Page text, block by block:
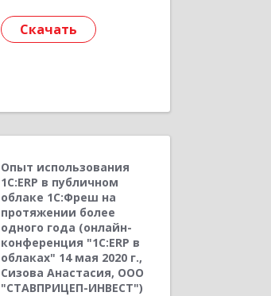
Скачать
Опыт использования
1С:ERP в публичном
облаке 1С:Фреш на
протяжении более
одного года (онлайн-
конференция "1С:ERP в
облаках" 14 мая 2020 г.,
Сизова Анастасия, ООО
"СТАВПРИЦЕП-ИНВЕСТ")